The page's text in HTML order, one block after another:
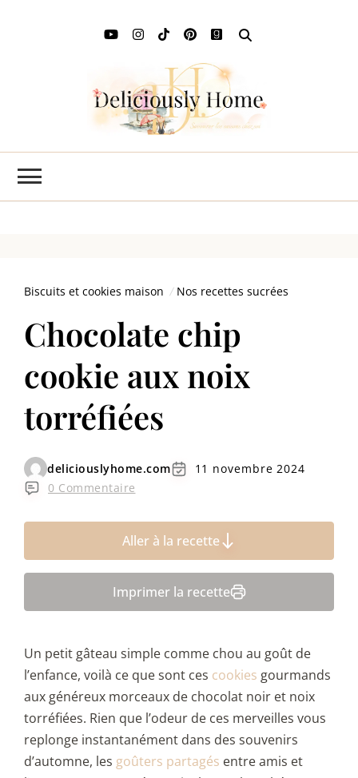
Biscuits et cookies maison Nos recettes sucrées
Chocolate chip
cookie aux noix
torréfiées
deliciouslyhome.com
11 novembre 2024
0 Commentaire
Aller à la recette
Imprimer la recette
Un petit gâteau simple comme chou au goût de
l’enfance, voilà ce que sont ces cookies gourmands
aux généreux morceaux de chocolat noir et noix
torréfiées. Rien que l’odeur de ces merveilles vous
replonge instantanément dans des souvenirs
d’automne, les goûters partagés entre amis et